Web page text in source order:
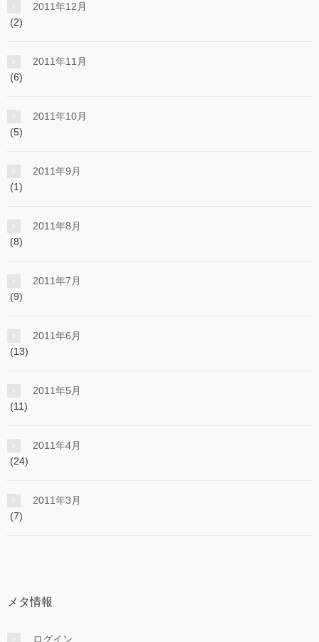
2011年12月
(2)
2011年11月
(6)
2011年10月
(5)
2011年9月
(1)
2011年8月
(8)
2011年7月
(9)
2011年6月
(13)
2011年5月
(11)
2011年4月
(24)
2011年3月
(7)
メタ情報
ログイン